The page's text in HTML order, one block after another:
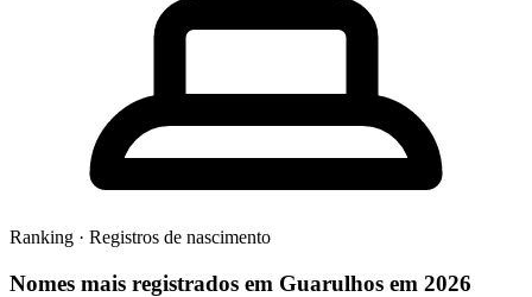
Ranking · Registros de nascimento
Nomes mais registrados em Guarulhos em 2026